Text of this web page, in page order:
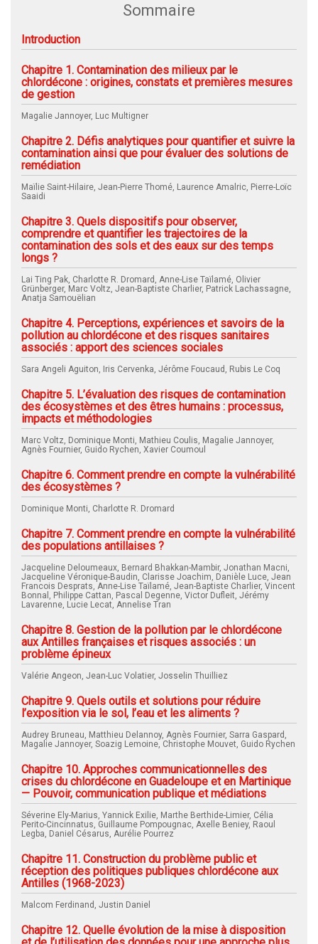
Sommaire
Introduction
Chapitre 1. Contamination des milieux par le
chlordécone : origines, constats et premières mesures
de gestion
Magalie Jannoyer, Luc Multigner
Chapitre 2. Défis analytiques pour quantifier et suivre la
contamination ainsi que pour évaluer des solutions de
remédiation
Maïlie Saint-Hilaire, Jean-Pierre Thomé, Laurence Amalric, Pierre-Loïc
Saaidi
Chapitre 3. Quels dispositifs pour observer,
comprendre et quantifier les trajectoires de la
contamination des sols et des eaux sur des temps
longs ?
Lai Ting Pak, Charlotte R. Dromard, Anne-Lise Taïlamé, Olivier
Grünberger, Marc Voltz, Jean-Baptiste Charlier, Patrick Lachassagne,
Anatja Samouëlian
Chapitre 4. Perceptions, expériences et savoirs de la
pollution au chlordécone et des risques sanitaires
associés : apport des sciences sociales
Sara Angeli Aguiton, Iris Cervenka, Jérôme Foucaud, Rubis Le Coq
Chapitre 5. L’évaluation des risques de contamination
des écosystèmes et des êtres humains : processus,
impacts et méthodologies
Marc Voltz, Dominique Monti, Mathieu Coulis, Magalie Jannoyer,
Agnès Fournier, Guido Rychen, Xavier Coumoul
Chapitre 6. Comment prendre en compte la vulnérabilité
des écosystèmes ?
Dominique Monti, Charlotte R. Dromard
Chapitre 7. Comment prendre en compte la vulnérabilité
des populations antillaises ?
Jacqueline Deloumeaux, Bernard Bhakkan-Mambir, Jonathan Macni,
Jacqueline Véronique-Baudin, Clarisse Joachim, Danièle Luce, Jean
Francois Desprats, Anne-Lise Taïlamé, Jean-Baptiste Charlier, Vincent
Bonnal, Philippe Cattan, Pascal Degenne, Victor Dufleit, Jérémy
Lavarenne, Lucie Lecat, Annelise Tran
Chapitre 8. Gestion de la pollution par le chlordécone
aux Antilles françaises et risques associés : un
problème épineux
Valérie Angeon, Jean-Luc Volatier, Josselin Thuilliez
Chapitre 9. Quels outils et solutions pour réduire
l’exposition via le sol, l’eau et les aliments ?
Audrey Bruneau, Matthieu Delannoy, Agnès Fournier, Sarra Gaspard,
Magalie Jannoyer, Soazig Lemoine, Christophe Mouvet, Guido Rychen
Chapitre 10. Approches communicationnelles des
crises du chlordécone en Guadeloupe et en Martinique
— Pouvoir, communication publique et médiations
Séverine Ely-Marius, Yannick Exilie, Marthe Berthide-Limier, Célia
Perito-Cincinnatus, Guillaume Pompougnac, Axelle Beniey, Raoul
Legba, Daniel Césarus, Aurélie Pourrez
Chapitre 11. Construction du problème public et
réception des politiques publiques chlordécone aux
Antilles (1968-2023)
Malcom Ferdinand, Justin Daniel
Chapitre 12. Quelle évolution de la mise à disposition